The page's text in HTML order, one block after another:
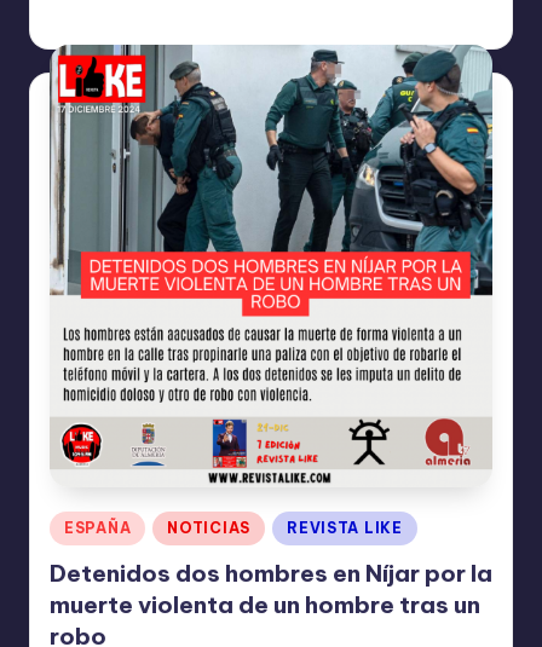
Publicado
en
ESPAÑA NOTICIAS REVISTA LIKE
Detenidos dos hombres en Níjar por la
muerte violenta de un hombre tras un
robo